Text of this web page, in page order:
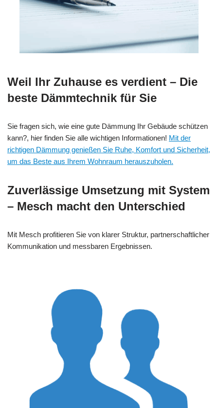
Weil Ihr Zuhause es verdient – Die
beste Dämmtechnik für Sie
Sie fragen sich, wie eine gute Dämmung Ihr Gebäude schützen
kann?, hier finden Sie alle wichtigen Informationen! Mit der
richtigen Dämmung genießen Sie Ruhe, Komfort und Sicherheit,
um das Beste aus Ihrem Wohnraum herauszuholen.
Zuverlässige Umsetzung mit System
– Mesch macht den Unterschied
Mit Mesch profitieren Sie von klarer Struktur, partnerschaftlicher
Kommunikation und messbaren Ergebnissen.